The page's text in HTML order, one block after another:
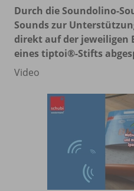
Durch die Soundolino-
Sounds zur
direkt auf der jeweiligen
eines tiptoi®-Stifts
Video